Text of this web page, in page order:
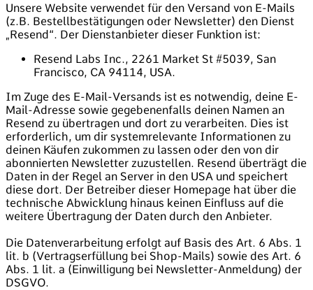
Unsere Website verwendet für den Versand von E-Mails
(z.B. Bestellbestätigungen oder Newsletter) den Dienst
„Resend“. Der Dienstanbieter dieser Funktion ist:
Resend Labs Inc., 2261 Market St #5039, San
Francisco, CA 94114, USA.
Im Zuge des E-Mail-Versands ist es notwendig, deine E-
Mail-Adresse sowie gegebenenfalls deinen Namen an
Resend zu übertragen und dort zu verarbeiten. Dies ist
erforderlich, um dir systemrelevante Informationen zu
deinen Käufen zukommen zu lassen oder den von dir
abonnierten Newsletter zuzustellen. Resend überträgt die
Daten in der Regel an Server in den USA und speichert
diese dort. Der Betreiber dieser Homepage hat über die
technische Abwicklung hinaus keinen Einfluss auf die
weitere Übertragung der Daten durch den Anbieter.
Die Datenverarbeitung erfolgt auf Basis des Art. 6 Abs. 1
lit. b (Vertragserfüllung bei Shop-Mails) sowie des Art. 6
Abs. 1 lit. a (Einwilligung bei Newsletter-Anmeldung) der
DSGVO.